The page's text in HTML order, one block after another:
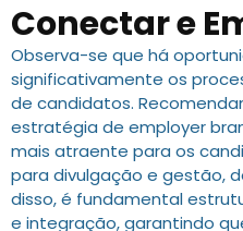
Conectar e
Observa-se que há
significativamente os
de candidatos.
estratégia de employer
mais atraente para os
para divulgação e gestão,
disso, é fundamental
e integração, garantindo